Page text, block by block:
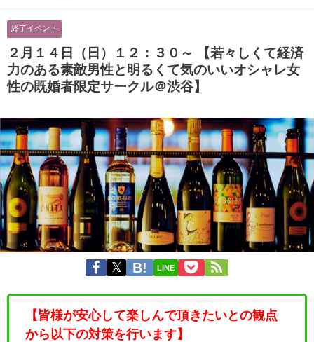
に余裕のある健康的なオシャレ男
性と美容好きで優しさのある大人
女性の既婚者限定ビッグパーティ
ー♪＠池袋】
ティー♪＠茶屋町】
終了イベント
２月１４日（日）１２：３０～ 【若々しくて経済
力のある素敵男性と明るくて気のいいオシャレ女
性の既婚者限定サークル＠渋谷】
LINE
【皆様が安心して楽しんで頂きたいとの観点
から以下の対策を行います】